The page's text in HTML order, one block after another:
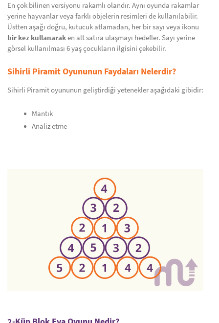
En çok bilinen versiyonu rakamlı olandır. Aynı oyunda rakamlar
yerine hayvanlar veya farklı objelerin resimleri de kullanılabilir.
Üstten aşağı doğru, kutucuk atlamadan, her bir sayı veya ikonu
bir kez kullanaraken alt satıra ulaşmayı hedefler. Sayı yerine
görsel kullanılması 6 yaş çocukların ilgisini çekebilir.
Sihirli Piramit Oyununun Faydaları Nelerdir?
Sihirli Piramit oyununun geliştirdiği yetenekler aşağıdaki gibidir:
Mantık
Analiz etme